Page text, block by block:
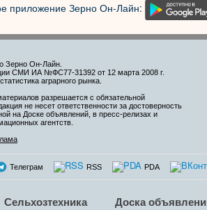
приложение Зерно Он-Лайн:
Зерно Он-Лайн
СМИ ИА №ФС77-31392 от 12 марта 2008 г.
аграрного рынка.
разрешается с обязательной
не несет ответственности за достоверность
на Доске объявлений, в пресс-релизах и
агентств.
Телеграм RSS PDA
Сельхозтехника Доска